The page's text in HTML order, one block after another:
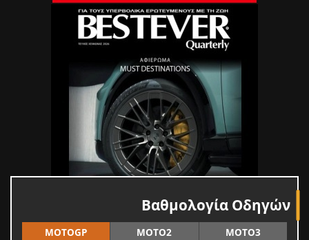
Βαθμολογία Οδηγών
MOTOGP MOTO2 MOTO3